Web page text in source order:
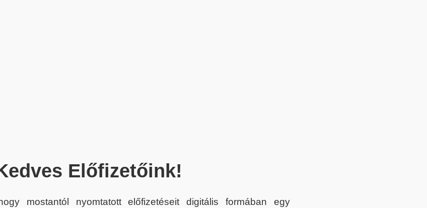
Előfizetőink!
mostantól nyomtatott előfizetéseit digitális formában egy